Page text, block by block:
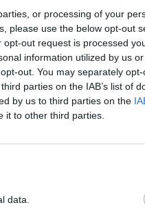
or processing of your
please use the below opt-out
out request is processed
information utilized by us
out. You may separately
parties on the IAB’s list of
by us to third parties on the
it to other third parties.
data.
είναι έξαλλοι με τον
σε ένα διασκεδαστικό
Κλουζ του